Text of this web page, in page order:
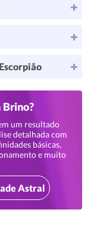
Escorpião
Brino?
um resultado
detalhada com
básicas,
e muito
Astral